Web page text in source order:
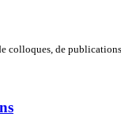
colloques, de